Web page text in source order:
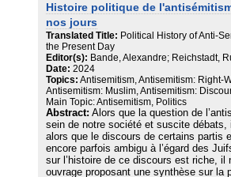
Aujourd’hui encore, elle poursuit le
éducation républicaine et une éducation
L’auteur, ancien élève de « Maïmo », a
propre école. Pour cela, il s’est plongé
la recherche de témoignages écrits ou
semblait être au départ une pure utopie.
Histoire politique de
nos jours
Translated Title: Political History of Anti-
the Present Day
Editor(s): Bande, Alexandre; Reichstadt,
Date: 2024
Topics: Antisemitism, Antisemitism: Right-
Antisemitism: Muslim, Antisemitism:
Main Topic: Antisemitism, Politics
Abstract: Alors que la question de
sein de notre société et suscite débats,
alors que le discours de certains partis
encore parfois ambigu à l’égard des
sur l’histoire de ce discours est riche, il
ouvrage proposant une synthèse sur la